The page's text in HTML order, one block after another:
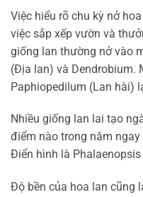
Việc hiểu rõ chu kỳ nở
việc sắp xếp vườn và
giống lan thường nở vào
(Địa lan) và Dendrobium.
Paphiopedilum (Lan hài)
Nhiều giống lan lai tạo
điểm nào trong năm
Điển hình là
Độ bền của hoa lan cũng